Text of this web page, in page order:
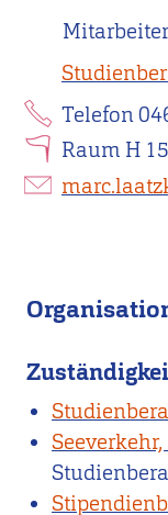
Telefon
Raum H